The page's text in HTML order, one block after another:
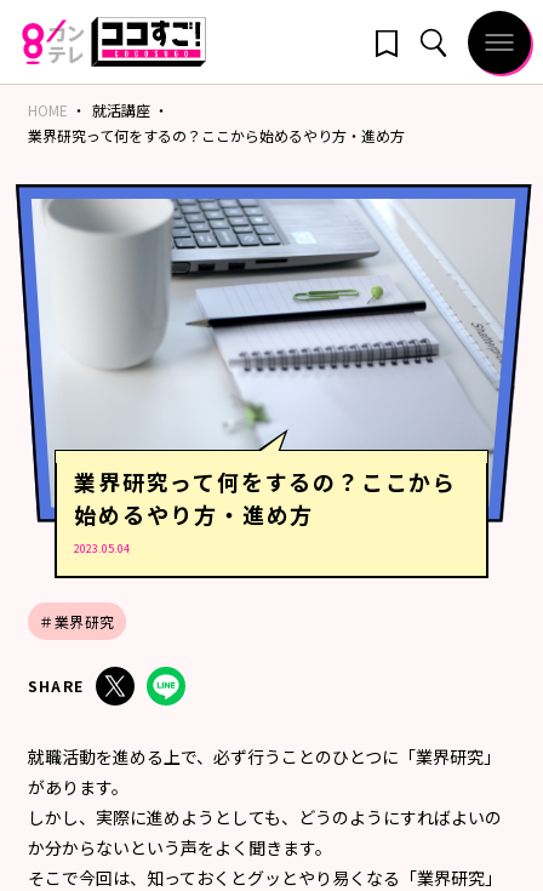
HOME
就活講座
業界研究って何をするの？ここから始めるやり方・進め方
業界研究って何をするの？ここから
始めるやり方・進め方
2023.05.04
＃業界研究
SHARE
就職活動を進める上で、必ず行うことのひとつに「業界研究」
があります。
しかし、実際に進めようとしても、どうのようにすればよいの
か分からないという声をよく聞きます。
そこで今回は、知っておくとグッとやり易くなる「業界研究」